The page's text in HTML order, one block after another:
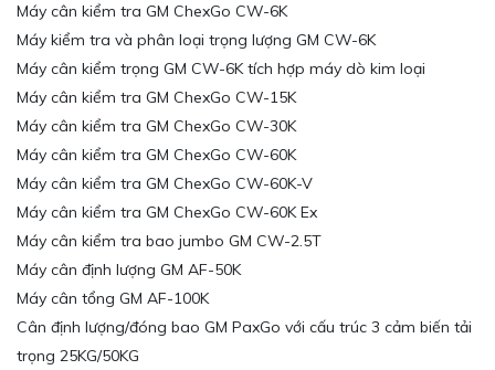
Máy cân kiểm tra GM ChexGo CW-6K
Máy kiểm tra và phân loại trọng lượng GM CW-6K
Máy cân kiểm trọng GM CW-6K tích hợp máy dò kim loại
Máy cân kiểm tra GM ChexGo CW-15K
Máy cân kiểm tra GM ChexGo CW-30K
Máy cân kiểm tra GM ChexGo CW-60K
Máy cân kiểm tra GM ChexGo CW-60K-V
Máy cân kiểm tra GM ChexGo CW-60K Ex
Máy cân kiểm tra bao jumbo GM CW-2.5T
Máy cân định lượng GM AF-50K
Máy cân tổng GM AF-100K
Cân định lượng/đóng bao GM PaxGo với cấu trúc 3 cảm biến tải
trọng 25KG/50KG